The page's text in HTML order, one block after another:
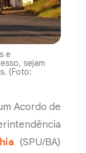
e
sejam
(Foto:
Acordo de
(SPU/BA)